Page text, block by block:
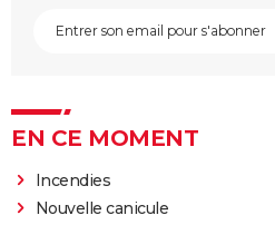
EN CE MOMENT
Incendies
Nouvelle canicule